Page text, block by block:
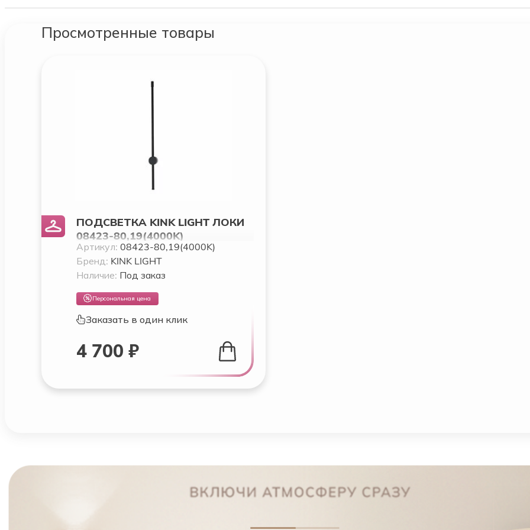
Просмотренные товары
ПОДСВЕТКА KINK LIGHT ЛОКИ
08423-80,19(4000K)
Артикул: 08423-80,19(4000K)
Бренд: KINK LIGHT
Наличие: Под заказ
Персональная цена
Заказать в один клик
4 700 ₽